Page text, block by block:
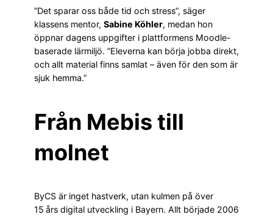
”Det sparar oss både tid och stress”, säger
klassens mentor, Sabine Köhler, medan hon
öppnar dagens uppgifter i plattformens Moodle-
baserade lärmiljö. ”Eleverna kan börja jobba direkt,
och allt material finns samlat – även för den som är
sjuk hemma.”
Från Mebis till
molnet
ByCS är inget hastverk, utan kulmen på över
15 års digital utveckling i Bayern. Allt började 2006